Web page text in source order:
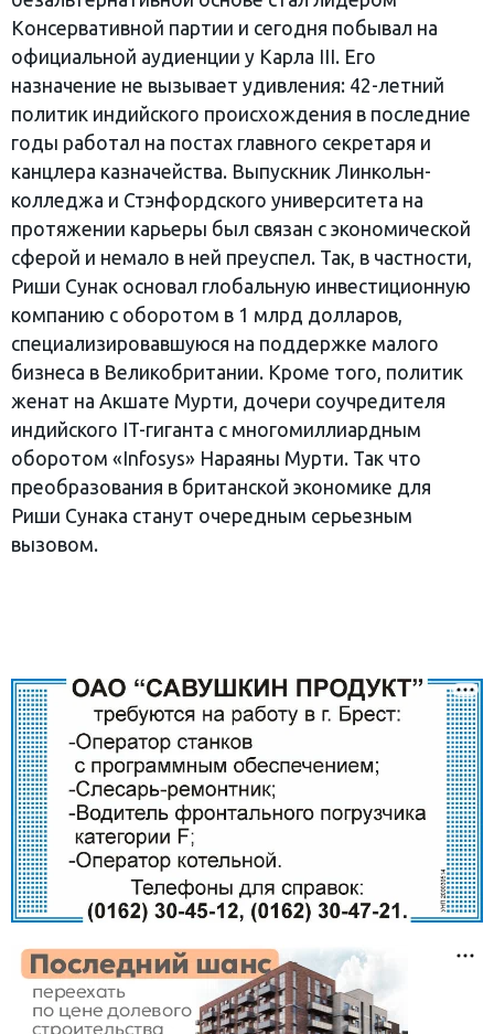
Консервативной партии и сегодня побывал на
официальной аудиенции у Карла III. Его
назначение не вызывает удивления: 42-летний
политик индийского происхождения в последние
годы работал на постах главного секретаря и
канцлера казначейства. Выпускник Линкольн-
колледжа и Стэнфордского университета на
протяжении карьеры был связан с экономической
сферой и немало в ней преуспел. Так, в частности,
Риши Сунак основал глобальную инвестиционную
компанию с оборотом в 1 млрд долларов,
специализировавшуюся на поддержке малого
бизнеса в Великобритании. Кроме того, политик
женат на Акшате Мурти, дочери соучредителя
индийского IT-гиганта с многомиллиардным
оборотом «Infosys» Нараяны Мурти. Так что
преобразования в британской экономике для
Риши Сунака станут очередным серьезным
вызовом.